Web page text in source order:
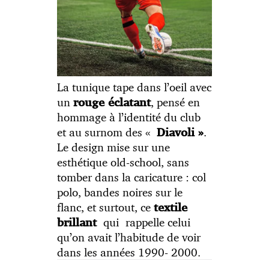
La tunique tape dans l’oeil avec
un rouge éclatant, pensé en
hommage à l’identité du club
et au surnom des « Diavoli ».
Le design mise sur une
esthétique old-school, sans
tomber dans la caricature : col
polo, bandes noires sur le
flanc, et surtout, ce textile
brillant qui rappelle celui
qu’on avait l’habitude de voir
dans les années 1990- 2000.